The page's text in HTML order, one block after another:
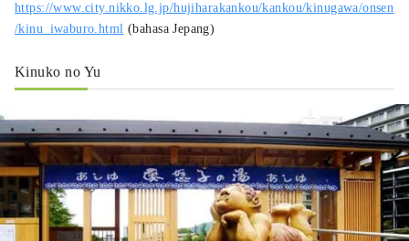
https://www.city.nikko.lg.jp/hujiharakankou/kankou/kinugawa/onsen
/kinu_iwaburo.html (bahasa Jepang)
Kinuko no Yu